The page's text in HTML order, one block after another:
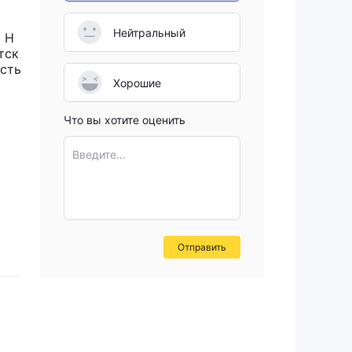
Н
Нейтральный
Хорошие
Что вы хотите оценить
Введите...
Отправить